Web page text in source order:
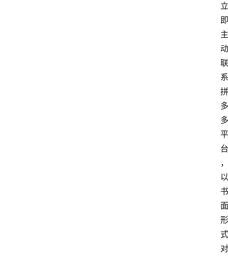
立
即
主
动
联
系
拼
多
多
平
台
，
以
书
面
形
式
对